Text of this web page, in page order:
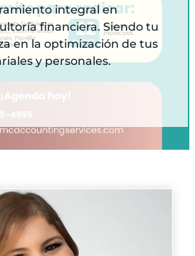
integral en
financiera. Siendo tu
en la optimización de tus
y personales.